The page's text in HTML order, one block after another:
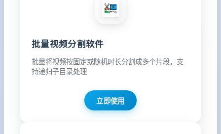
批量视频分割软件
批量将视频按固定或随机时长分割成多个片段，支
持递归子目录处理
立即使用